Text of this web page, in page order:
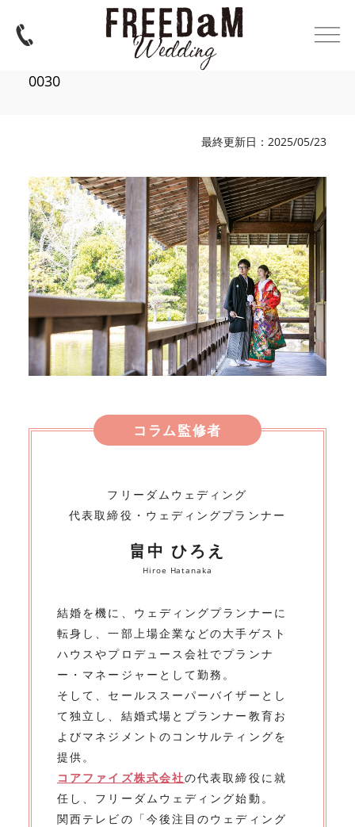
0030
最終更新日：2025/05/23
コラム監修者
フリーダムウェディング
代表取締役・ウェディングプランナー
畠中 ひろえ
Hiroe Hatanaka
結婚を機に、ウェディングプランナーに
転身し、一部上場企業などの大手ゲスト
ハウスやプロデュース会社でプランナ
ー・マネージャーとして勤務。
そして、セールススーパーバイザーとし
て独立し、結婚式場とプランナー教育お
よびマネジメントのコンサルティングを
提供。
コアファイズ株式会社の代表取締役に就
任し、フリーダムウェディング始動。
関西テレビの「今後注目のウェディング